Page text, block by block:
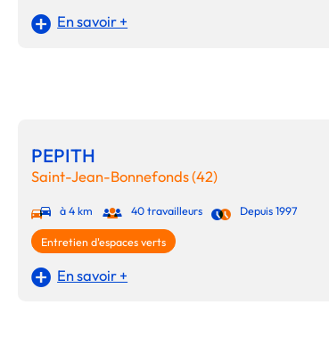
En savoir +
PEPITH
Saint-Jean-Bonnefonds (42)
à 4 km 40 travailleurs Depuis 1997
Entretien d'espaces verts
En savoir +